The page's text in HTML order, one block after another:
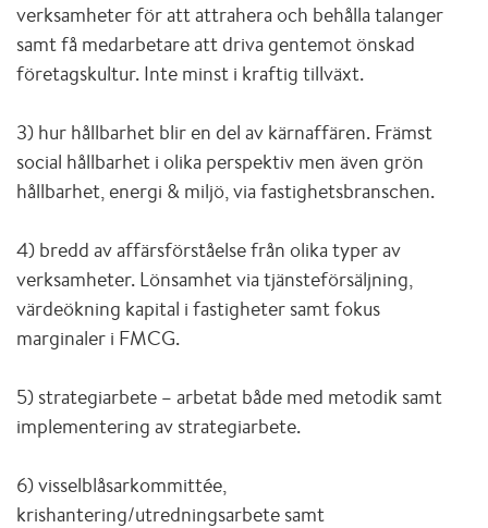
verksamheter för att attrahera och behålla talanger
samt få medarbetare att driva gentemot önskad
företagskultur. Inte minst i kraftig tillväxt.
3) hur hållbarhet blir en del av kärnaffären. Främst
social hållbarhet i olika perspektiv men även grön
hållbarhet, energi & miljö, via fastighetsbranschen.
4) bredd av affärsförståelse från olika typer av
verksamheter. Lönsamhet via tjänsteförsäljning,
värdeökning kapital i fastigheter samt fokus
marginaler i FMCG.
5) strategiarbete – arbetat både med metodik samt
implementering av strategiarbete.
6) visselblåsarkommittée,
krishantering/utredningsarbete samt